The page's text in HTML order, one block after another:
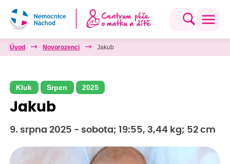
Úvod Novorozenci Jakub
Kluk Srpen 2025
Jakub
9. srpna 2025 - sobota; 19:55, 3,44 kg; 52 cm